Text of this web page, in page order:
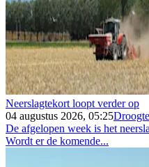
Neerslagtekort loopt verder op
04 augustus 2026, 05:25Droogte
De afgelopen week is het
Wordt er de komende...